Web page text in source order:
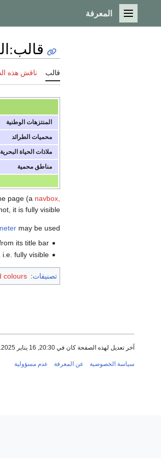
القائمة الرئيسية
المعرفة
قالب:
قالب ناقش هذه
المنتزهات الوطنية
محميات الطرائد
ملاذات الحياة
مناطق محمية
page (a navbox,
it is fully visible.
may be used:
its title bar.
fully visible.
تصنيفات:
colours
آخر تعديل لهذه الصفحة كان في 20:30, 16 يناير 2025.
سياسة الخصوصية عن المعرفة عدم مسؤولية